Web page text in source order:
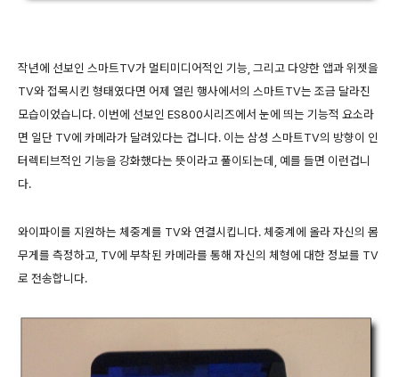
작년에 선보인 스마트TV가 멀티미디어적인 기능, 그리고 다양한 앱과 위젯을
TV와 접목시킨 형태였다면 어제 열린 행사에서의 스마트TV는 조금 달라진
모습이었습니다. 이번에 선보인 ES800시리즈에서 눈에 띄는 기능적 요소라
면 일단 TV에 카메라가 달려있다는 겁니다. 이는 삼성 스마트TV의 방향이 인
터렉티브적인 기능을 강화했다는 뜻이라고 풀이되는데, 예를 들면 이런겁니
다.
와이파이를 지원하는 체중계를 TV와 연결시킵니다. 체중계에 올라 자신의 몸
무게를 측정하고, TV에 부착된 카메라를 통해 자신의 체형에 대한 정보를 TV
로 전송합니다.